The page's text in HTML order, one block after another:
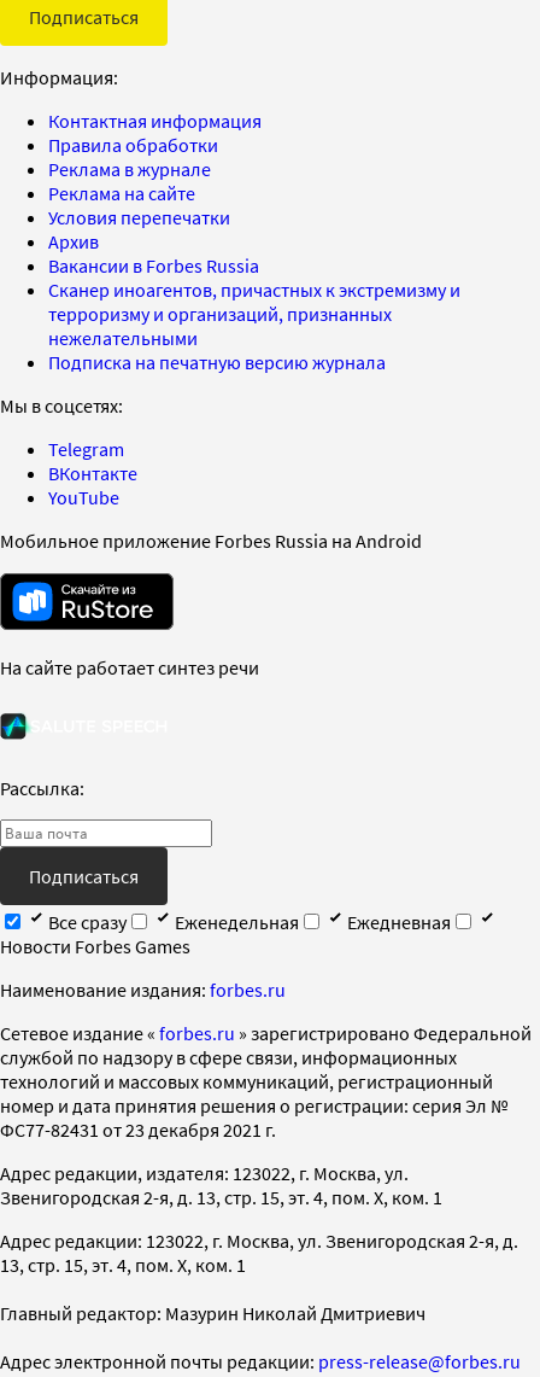
Подписаться
Информация:
Контактная информация
Правила обработки
Реклама в журнале
Реклама на сайте
Условия перепечатки
Архив
Вакансии в Forbes Russia
Сканер иноагентов, причастных к экстремизму и
терроризму и организаций, признанных
нежелательными
Подписка на печатную версию журнала
Мы в соцсетях:
Telegram
ВКонтакте
YouTube
Мобильное приложение Forbes Russia на Android
На сайте работает синтез речи
Рассылка:
Подписаться
Все сразу
Еженедельная
Ежедневная
Новости Forbes Games
Наименование издания: forbes.ru
Cетевое издание « forbes.ru » зарегистрировано Федеральной
службой по надзору в сфере связи, информационных
технологий и массовых коммуникаций, регистрационный
номер и дата принятия решения о регистрации: серия Эл №
ФС77-82431 от 23 декабря 2021 г.
Адрес редакции, издателя: 123022, г. Москва, ул.
Звенигородская 2-я, д. 13, стр. 15, эт. 4, пом. X, ком. 1
Адрес редакции: 123022, г. Москва, ул. Звенигородская 2-я, д.
13, стр. 15, эт. 4, пом. X, ком. 1
Главный редактор: Мазурин Николай Дмитриевич
Адрес электронной почты редакции: press-release@forbes.ru